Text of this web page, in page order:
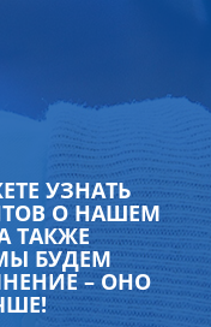
УЗНАТЬ
О НАШЕМ
ТАКЖЕ
БУДЕМ
– ОНО